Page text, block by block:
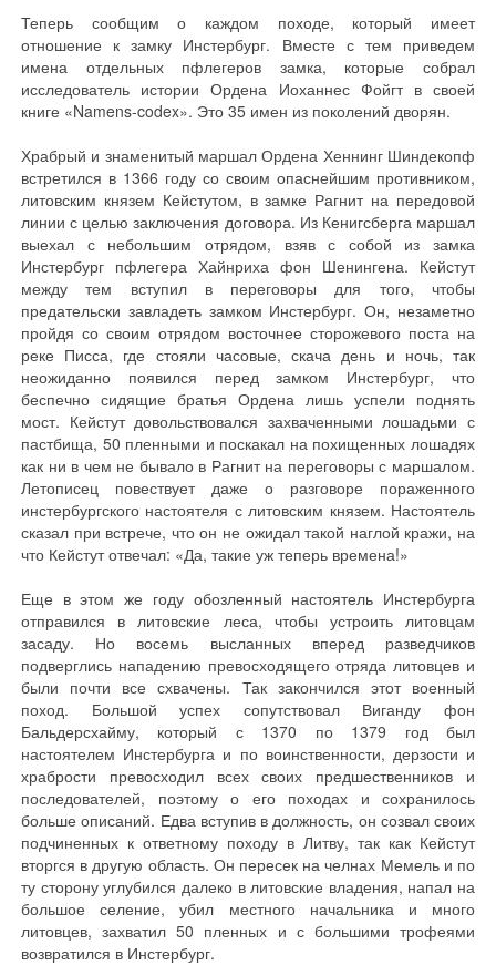
Теперь сообщим о каждом походе, который имеет
отношение к замку Инстербург. Вместе с тем приведем
имена отдельных пфлегеров замка, которые собрал
исследователь истории Ордена Иоханнес Фойгт в своей
книге «Namens-codex». Это 35 имен из поколений дворян.
Храбрый и знаменитый маршал Ордена Хеннинг Шиндекопф
встретился в 1366 году со своим опаснейшим противником,
литовским князем Кейстутом, в замке Рагнит на передовой
линии с целью заключения договора. Из Кенигсберга маршал
выехал с небольшим отрядом, взяв с собой из замка
Инстербург пфлегера Хайнриха фон Шенингена. Кейстут
между тем вступил в переговоры для того, чтобы
предательски завладеть замком Инстербург. Он, незаметно
пройдя со своим отрядом восточнее сторожевого поста на
реке Писса, где стояли часовые, скача день и ночь, так
неожиданно появился перед замком Инстербург, что
беспечно сидящие братья Ордена лишь успели поднять
мост. Кейстут довольствовался захваченными лошадьми с
пастбища, 50 пленными и поскакал на похищенных лошадях
как ни в чем не бывало в Рагнит на переговоры с маршалом.
Летописец повествует даже о разговоре пораженного
инстербургского настоятеля с литовским князем. Настоятель
сказал при встрече, что он не ожидал такой наглой кражи, на
что Кейстут отвечал: «Да, такие уж теперь времена!»
Еще в этом же году обозленный настоятель Инстербурга
отправился в литовские леса, чтобы устроить литовцам
засаду. Но восемь высланных вперед разведчиков
подверглись нападению превосходящего отряда литовцев и
были почти все схвачены. Так закончился этот военный
поход. Большой успех сопутствовал Виганду фон
Бальдерсхайму, который с 1370 по 1379 год был
настоятелем Инстербурга и по воинственности, дерзости и
храбрости превосходил всех своих предшественников и
последователей, поэтому о его походах и сохранилось
больше описаний. Едва вступив в должность, он созвал своих
подчиненных к ответному походу в Литву, так как Кейстут
вторгся в другую область. Он пересек на челнах Мемель и по
ту сторону углубился далеко в литовские владения, напал на
большое селение, убил местного начальника и много
литовцев, захватил 50 пленных и с большими трофеями
возвратился в Инстербург.